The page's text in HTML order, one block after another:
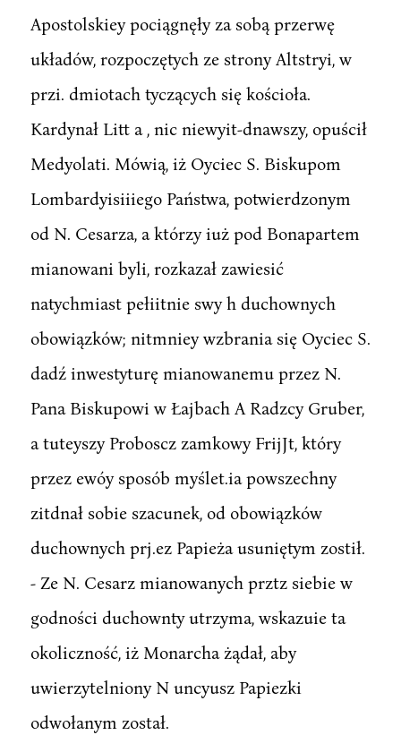
Apostolskiey pociągnęły za sobą przerwę
układów, rozpoczętych ze strony Altstryi, w
przi. dmiotach tyczących się kościoła.
Kardynał Litt a , nic niewyit-dnawszy, opuścił
Medyolati. Mówią, iż Oyciec S. Biskupom
Lombardyisiiiego Państwa, potwierdzonym
od N. Cesarza, a którzy iuż pod Bonapartem
mianowani byli, rozkazał zawiesić
natychmiast pełiitnie swy h duchownych
obowiązków; nitmniey wzbrania się Oyciec S.
dadź inwestyturę mianowanemu przez N.
Pana Biskupowi w Łajbach A Radzcy Gruber,
a tuteyszy Proboscz zamkowy FrijJt, który
przez ewóy sposób myślet.ia powszechny
zitdnał sobie szacunek, od obowiązków
duchownych prj.ez Papieża usuniętym zostił.
- Ze N. Cesarz mianowanych prztz siebie w
godności duchownty utrzyma, wskazuie ta
okoliczność, iż Monarcha żądał, aby
uwierzytelniony N uncyusz Papiezki
odwołanym został.